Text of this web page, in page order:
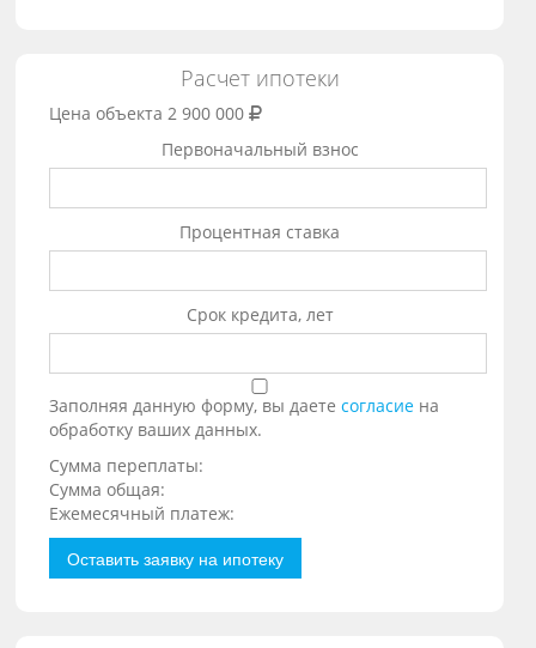
Расчет ипотеки
Цена объекта 2 900 000
Первоначальный взнос
Процентная ставка
Срок кредита, лет
Заполняя данную форму, вы даетесогласие на
обработку ваших данных.
Сумма переплаты:
Сумма общая:
Ежемесячный платеж:
Оставить заявку на ипотеку